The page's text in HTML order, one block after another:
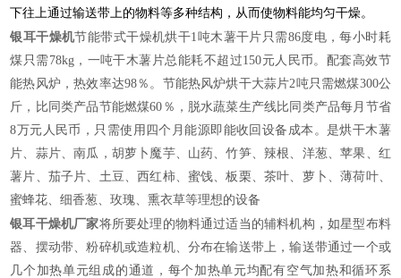
下往上通过输送带上的物料等多种结构，从而使物料能均匀干燥。
银耳干燥机节能带式干燥机烘干1吨木薯干片只需86度电，每小时耗
煤只需78kg，一吨干木薯片总能耗不超过150元人民币。配套高效节
能热风炉，热效率达98％。节能热风炉烘干大蒜片2吨只需燃煤300公
斤，比同类产品节能燃煤60％，脱水蔬菜生产线比同类产品每月节省
8万元人民币，只需使用四个月能源即能收回设备成本。是烘干木薯
片、蒜片、南瓜，胡萝卜魔芋、山药、竹笋、辣根、洋葱、苹果、红
薯片、茄子片、土豆、西红柿、蜜饯、板栗、茶叶、萝卜、薄荷叶、
蜜蜂花、细香葱、玫瑰、熏衣草等理想的设备
银耳干燥机厂家将所要处理的物料通过适当的辅料机构，如星型布料
器、摆动带、粉碎机或造粒机、分布在输送带上，输送带通过一个或
几个加热单元组成的通道，每个加热单元均配有空气加热和循环系